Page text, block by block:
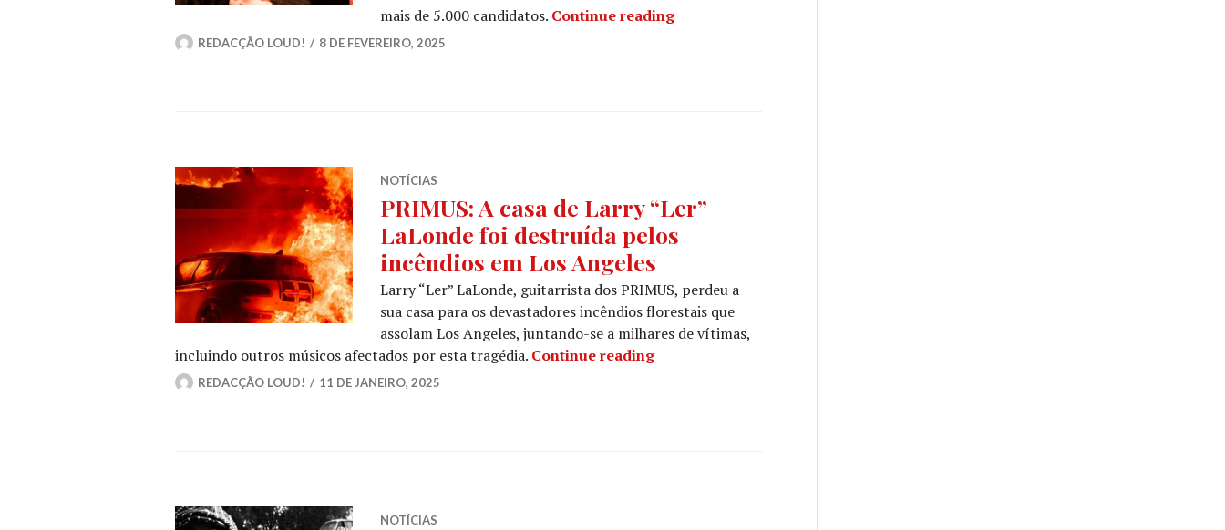
mais de 5.000 candidatos. Continue readingPRIMUS anunciam novo baterista após um concorrido processo de audições
REDACÇÃO LOUD! 8 DE FEVEREIRO, 2025
NOTÍCIAS
PRIMUS: A casa de Larry “Ler”
LaLonde foi destruída pelos
incêndios em Los Angeles
Larry “Ler” LaLonde, guitarrista dos PRIMUS, perdeu a
sua casa para os devastadores incêndios florestais que
assolam Los Angeles, juntando-se a milhares de vítimas,
incluindo outros músicos afectados por esta tragédia. Continue readingPRIMUS: A casa de Larry “Ler” LaLonde foi destruída pelos incêndios em Los
REDACÇÃO LOUD! 11 DE JANEIRO, 2025
NOTÍCIAS